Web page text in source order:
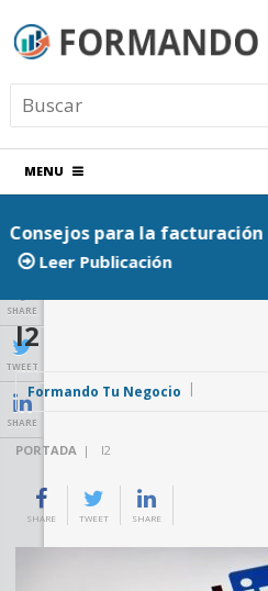
MENU
Consejos para la
Leer Publicación
SHARE
TWEET
SHARE
l2
Formando Tu Negocio
PORTADA | l2
SHARE TWEET SHARE